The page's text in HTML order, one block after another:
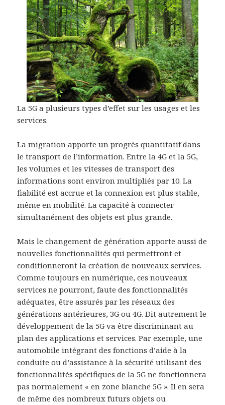
La 5G a plusieurs types d’effet sur les usages et les
services.
La migration apporte un progrès quantitatif dans
le transport de l’information. Entre la 4G et la 5G,
les volumes et les vitesses de transport des
informations sont environ multipliés par 10. La
fiabilité est accrue et la connexion est plus stable,
même en mobilité. La capacité à connecter
simultanément des objets est plus grande.
Mais le changement de génération apporte aussi de
nouvelles fonctionnalités qui permettront et
conditionneront la création de nouveaux services.
Comme toujours en numérique, ces nouveaux
services ne pourront, faute des fonctionnalités
adéquates, être assurés par les réseaux des
générations antérieures, 3G ou 4G. Dit autrement le
développement de la 5G va être discriminant au
plan des applications et services. Par exemple, une
automobile intégrant des fonctions d’aide à la
conduite ou d’assistance à la sécurité utilisant des
fonctionnalités spécifiques de la 5G ne fonctionnera
pas normalement « en zone blanche 5G ». Il en sera
de même des nombreux futurs objets ou